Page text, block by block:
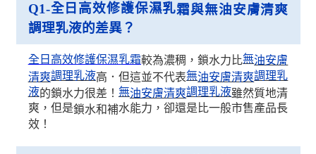
Q1-全日高效修護保濕乳霜與無油安膚清爽
調理乳液的差異？
全日高效修護保濕乳霜較為濃稠，鎖水力比無油安膚
清爽調理乳液高．但這並不代表無油安膚清爽調理乳
液的鎖水力很差！ 無油安膚清爽調理乳液雖然質地清
爽，但是鎖水和補水能力，卻還是比一般市售產品長
效！